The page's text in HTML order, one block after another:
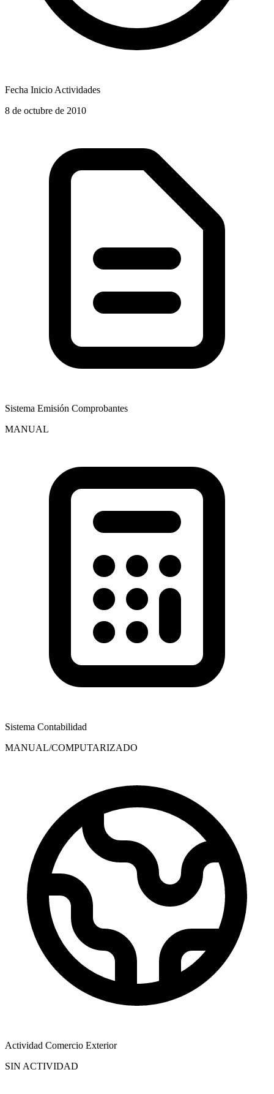
Fecha Inicio Actividades
8 de octubre de 2010
Sistema Emisión Comprobantes
MANUAL
Sistema Contabilidad
MANUAL/COMPUTARIZADO
Actividad Comercio Exterior
SIN ACTIVIDAD